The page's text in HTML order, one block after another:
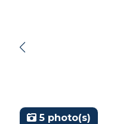
5 photo(s)